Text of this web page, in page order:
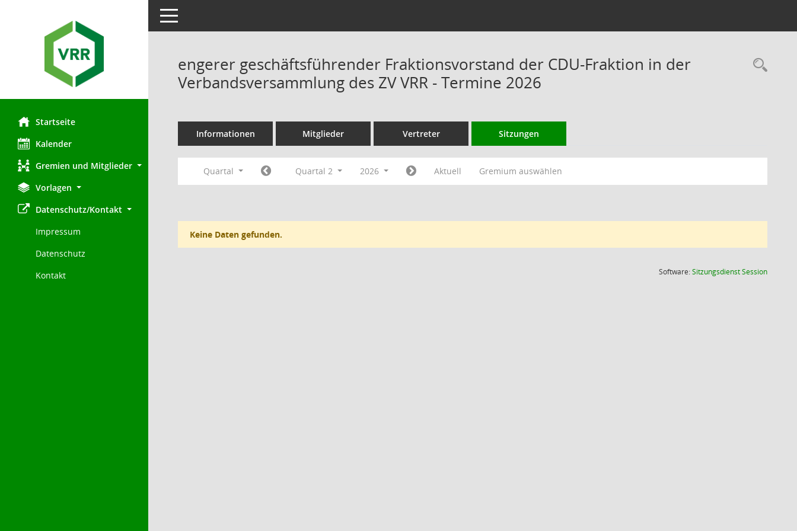
Startseite
Kalender
Gremien und Mitglieder
Vorlagen
Datenschutz/Kontakt
Impressum
Datenschutz
Kontakt
Toggle navigation
engerer geschäftsführender Fraktionsvorstand der CDU-Fraktion in der
Verbandsversammlung des ZV VRR - Termine 2026
Informationen Mitglieder Vertreter Sitzungen
Quartal Quartal 2 2026 Aktuell Gremium auswählen
Keine Daten gefunden.
Software:SitzungsdienstSession(Wird in